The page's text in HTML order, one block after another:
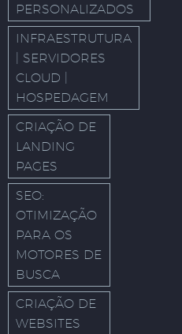
PERSONALIZADOS
INFRAESTRUTURA
| SERVIDORES
CLOUD |
HOSPEDAGEM
CRIAÇÃO DE
LANDING
PAGES
SEO:
OTIMIZAÇÃO
PARA OS
MOTORES DE
BUSCA
CRIAÇÃO DE
WEBSITES